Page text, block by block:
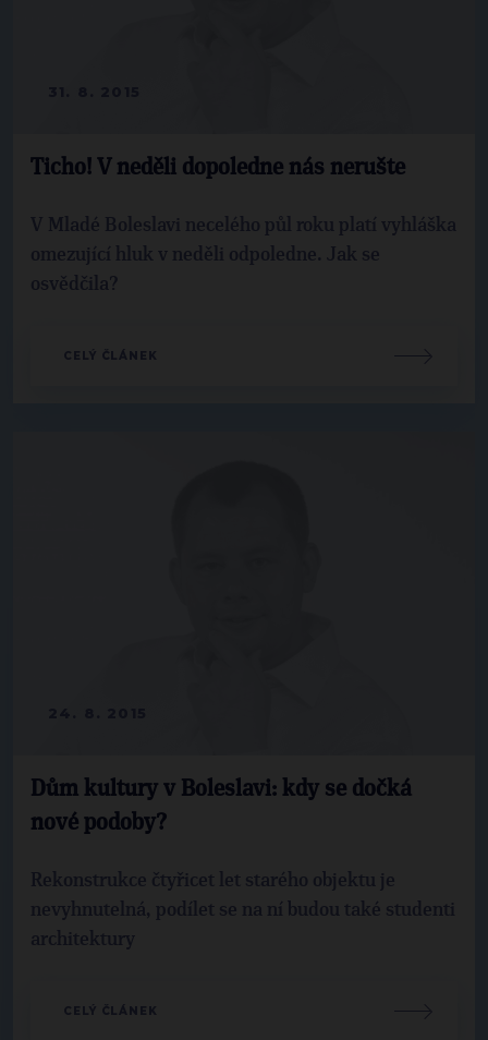
Ticho! V neděli dopoledne nás nerušte
V Mladé Boleslavi necelého půl roku platí vyhláška
omezující hluk v neděli odpoledne. Jak se
osvědčila?
CELÝ ČLÁNEK
Dům kultury v Boleslavi: kdy se dočká
nové podoby?
Rekonstrukce čtyřicet let starého objektu je
nevyhnutelná, podílet se na ní budou také studenti
architektury
CELÝ ČLÁNEK